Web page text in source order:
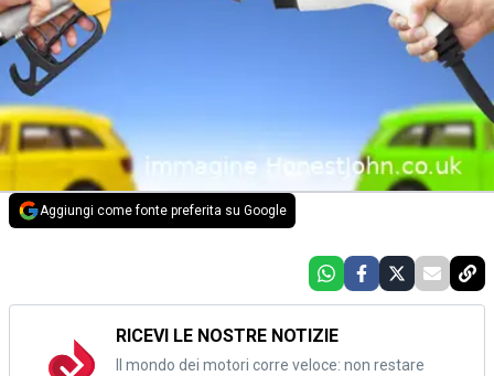
Aggiungi come fonte preferita su Google
RICEVI LE NOSTRE NOTIZIE
Il mondo dei motori corre veloce: non restare